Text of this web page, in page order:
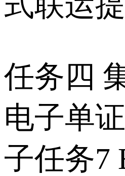
任务四
电子单
子任务7